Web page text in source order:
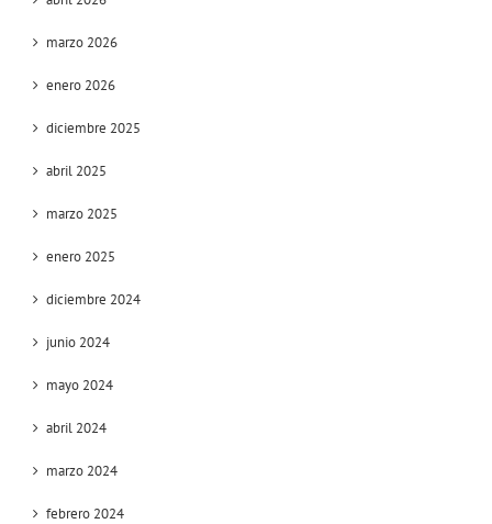
marzo 2026
enero 2026
diciembre 2025
abril 2025
marzo 2025
enero 2025
diciembre 2024
junio 2024
mayo 2024
abril 2024
marzo 2024
febrero 2024